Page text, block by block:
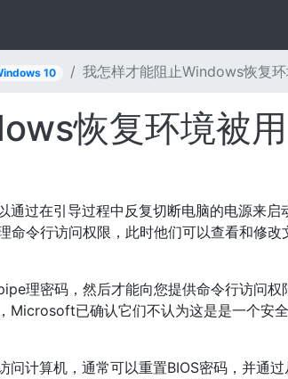
10 我怎样才能阻止Windows恢复环
恢复环境被用
过在引导过程中反复切断电脑的电源来启
命令行访问权限，此时他们可以查看和修改
理密码，然后才能向您提供命令行访问权
Microsoft已确认它们不认为这是是一个安
计算机，通常可以重置BIOS密码，并通过